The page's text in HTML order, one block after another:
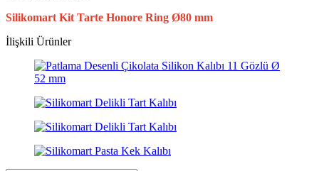
Silikomart Kit Tarte Honore Ring Ø80 mm
İlişkili Ürünler